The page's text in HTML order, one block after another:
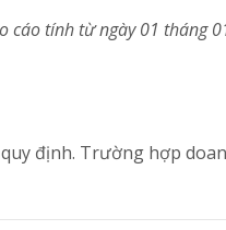
tính từ ngày 01 tháng
định. Trường hợp